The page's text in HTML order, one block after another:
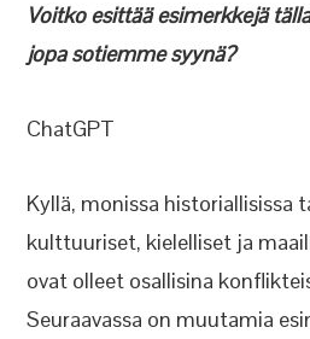
Voitko esittää esimerkkejä
jopa sotiemme syynä?
ChatGPT
Kyllä, monissa historiallisissa
kulttuuriset, kielelliset ja
ovat olleet osallisina
Seuraavassa on muutamia